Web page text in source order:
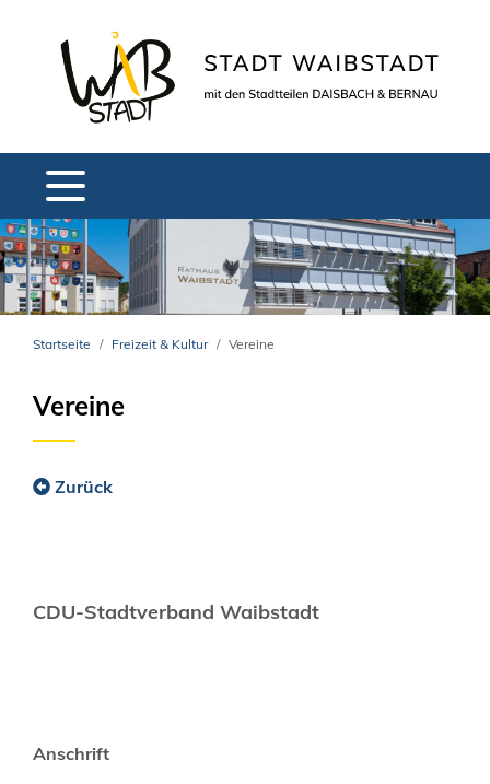
Startseite Freizeit & Kultur Vereine
Vereine
Zurück
CDU-Stadtverband Waibstadt
Anschrift